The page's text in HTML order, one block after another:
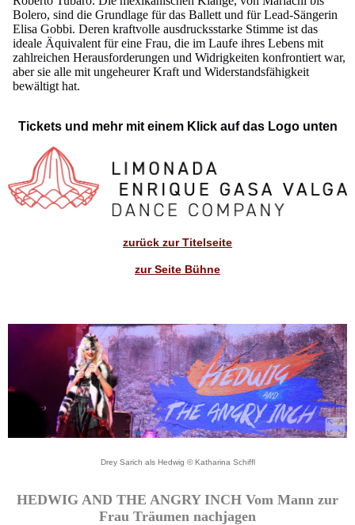
Bolero, sind die Grundlage für das Ballett und für Lead-Sängerin
Elisa Gobbi. Deren kraftvolle ausdrucksstarke Stimme ist das
ideale Äquivalent für eine Frau, die im Laufe ihres Lebens mit
zahlreichen Herausforderungen und Widrigkeiten konfrontiert war,
aber sie alle mit ungeheurer Kraft und Widerstandsfähigkeit
bewältigt hat.
Tickets und mehr mit einem Klick auf das Logo unten
zurück zur Titelseite
zur Seite Bühne
Drey Sarich als Hedwig © Katharina Schiffl
HEDWIG AND THE ANGRY INCH Vom Mann zur
Frau Träumen nachjagen